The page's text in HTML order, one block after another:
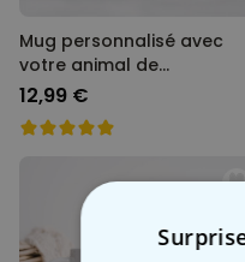
Mug personnalisé avec
votre animal de
compagnie
12,99 €